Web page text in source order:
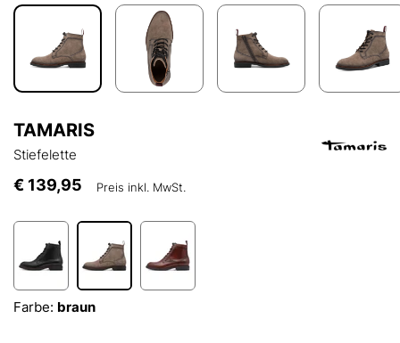
TAMARIS
Stiefelette
€ 139,95 Preis inkl. MwSt.
Farbe: braun